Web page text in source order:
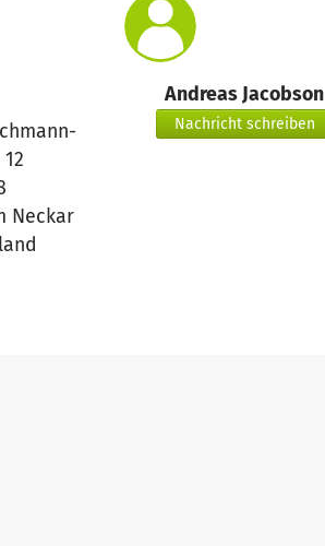
Neckar
Andreas Jacobson
Nachricht schreiben